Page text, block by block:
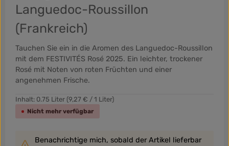
Languedoc-Roussillon
(Frankreich)
Tauchen Sie ein in die Aromen des Languedoc-Roussillon
mit dem FESTIVITÉS Rosé 2025. Ein leichter, trockener
Rosé mit Noten von roten Früchten und einer
angenehmen Frische.
Inhalt: 0.75 Liter (9,27 € / 1 Liter)
Nicht mehr verfügbar
Benachrichtige mich, sobald der Artikel lieferbar